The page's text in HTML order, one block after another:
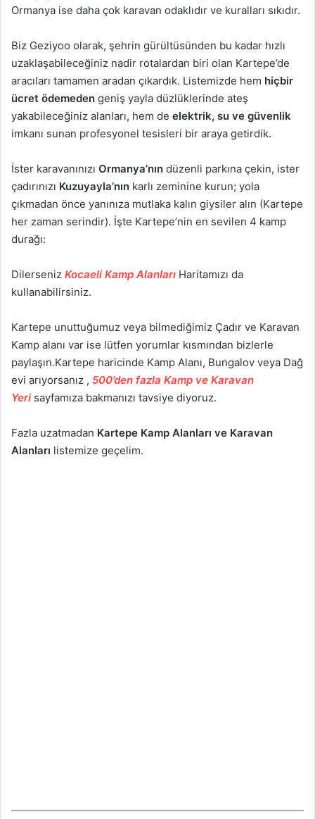
Ormanya ise daha çok karavan odaklıdır ve kuralları sıkıdır.
Biz Geziyoo olarak, şehrin gürültüsünden bu kadar hızlı
uzaklaşabileceğiniz nadir rotalardan biri olan Kartepe’de
aracıları tamamen aradan çıkardık. Listemizde hem hiçbir
ücret ödemeden geniş yayla düzlüklerinde ateş
yakabileceğiniz alanları, hem de elektrik, su ve güvenlik
imkanı sunan profesyonel tesisleri bir araya getirdik.
İster karavanınızı Ormanya’nın düzenli parkına çekin, ister
çadırınızı Kuzuyayla’nın karlı zeminine kurun; yola
çıkmadan önce yanınıza mutlaka kalın giysiler alın (Kartepe
her zaman serindir). İşte Kartepe’nin en sevilen 4 kamp
durağı:
Dilerseniz Kocaeli Kamp Alanları Haritamızı da
kullanabilirsiniz.
Kartepe unuttuğumuz veya bilmediğimiz Çadır ve Karavan
Kamp alanı var ise lütfen yorumlar kısmından bizlerle
paylaşın.Kartepe haricinde Kamp Alanı, Bungalov veya Dağ
evi arıyorsanız , 500’den fazla Kamp ve Karavan
Yeri sayfamıza bakmanızı tavsiye diyoruz.
Fazla uzatmadan Kartepe Kamp Alanları ve Karavan
Alanları listemize geçelim.